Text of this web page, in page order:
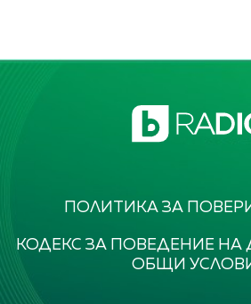
ПОЛИТИКА ЗА
КОДЕКС ЗА ПОВЕДЕНИЕ НА
ОБЩИ